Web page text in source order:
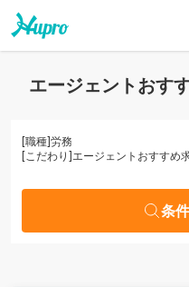
エージェントおす
[職種]労務
[こだわり] エージェントおすすめ
条